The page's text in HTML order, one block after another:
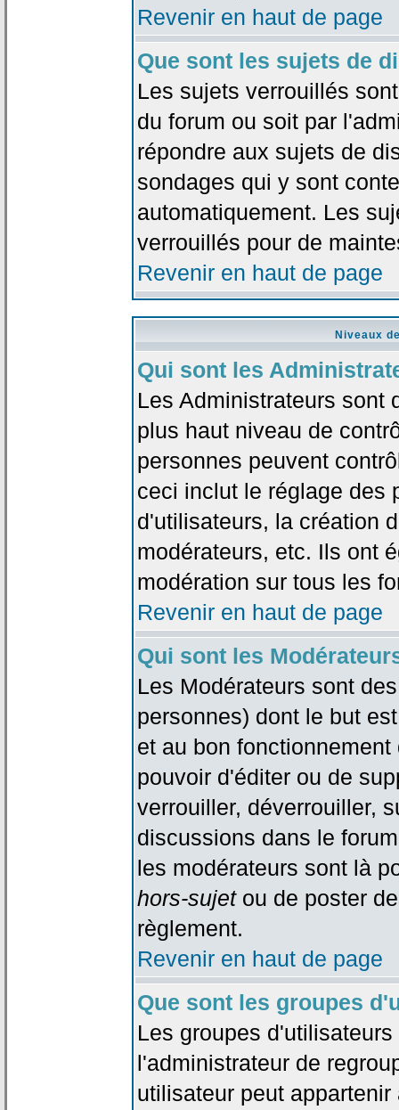
Revenir en haut de page
Que sont les sujets de
Les sujets verrouillés
du forum ou soit par
répondre aux sujets de
sondages qui y sont
automatiquement. Les
verrouillés pour de
Revenir en haut de page
Niveaux
Qui sont les
Les Administrateurs sont
plus haut niveau de
personnes peuvent
ceci inclut le réglage des
d'utilisateurs, la création
modérateurs, etc. Ils ont
modération sur tous les
Revenir en haut de page
Qui sont les
Les Modérateurs sont
personnes) dont le but
et au bon
pouvoir d'éditer ou de
verrouiller, déverrouiller,
discussions dans le
les modérateurs sont là
hors-sujetou de poster
règlement.
Revenir en haut de page
Que sont les groupes
Les groupes
l'administrateur de
utilisateur peut